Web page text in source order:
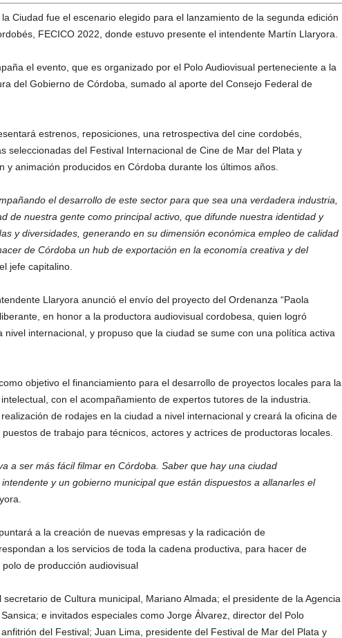
Ciudad fue el escenario elegido para el lanzamiento de la segunda edición
FECICO 2022, donde estuvo presente el intendente Martín Llaryora.
el evento, que es organizado por el Polo Audiovisual perteneciente a la
del Gobierno de Córdoba, sumado al aporte del Consejo Federal de
estrenos, reposiciones, una retrospectiva del cine cordobés,
seleccionadas del Festival Internacional de Cine de Mar del Plata y
y animación producidos en Córdoba durante los últimos años.
el desarrollo de este sector para que sea una verdadera industria,
de nuestra gente como principal activo, que difunde nuestra identidad y
y diversidades, generando en su dimensión económica empleo de calidad
de Córdoba un hub de exportación en la economía creativa y del
jefe capitalino.
Llaryora anunció el envío del proyecto del Ordenanza “Paola
en honor a la productora audiovisual cordobesa, quien logró
nivel internacional, y propuso que la ciudad se sume con una política activa
objetivo el financiamiento para el desarrollo de proyectos locales para la
con el acompañamiento de expertos tutores de la industria.
de rodajes en la ciudad a nivel internacional y creará la oficina de
de trabajo para técnicos, actores y actrices de productoras locales.
a ser más fácil filmar en Córdoba. Saber que hay una ciudad
y un gobierno municipal que están dispuestos a allanarles el
a la creación de nuevas empresas y la radicación de
a los servicios de toda la cadena productiva, para hacer de
de producción audiovisual
secretario de Cultura municipal, Mariano Almada; el presidente de la Agencia
e invitados especiales como Jorge Álvarez, director del Polo
del Festival; Juan Lima, presidente del Festival de Mar del Plata y